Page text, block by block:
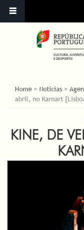
ESTÁ AQUI
Home » Noticias »
abril, no Karnart
KINE, DE